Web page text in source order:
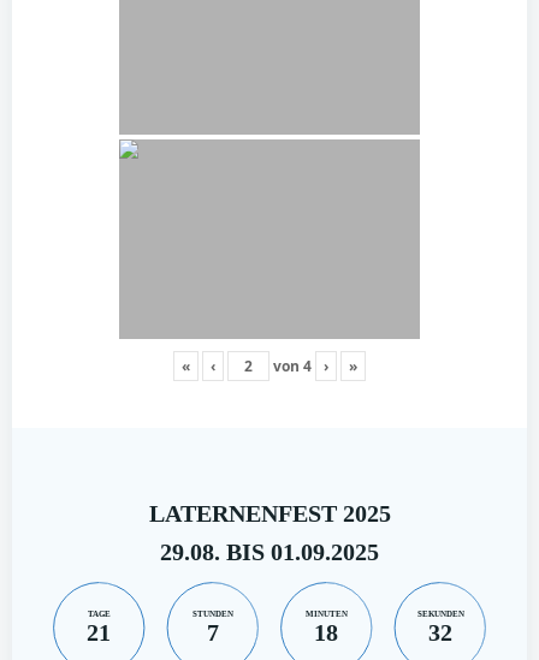
« ‹ von 4 › »
LATERNENFEST 2025
29.08. BIS 01.09.2025
TAGE
21
STUNDEN
7
MINUTEN
18
SEKUNDEN
32